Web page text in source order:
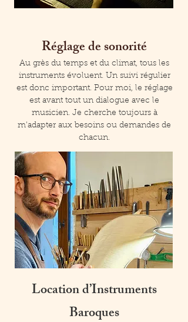
Réglage de sonorité
Au grès du temps et du climat, tous les
instruments évoluent. Un suivi régulier
est donc important. Pour moi, le réglage
est avant tout un dialogue avec le
musicien. Je cherche toujours à
m'adapter aux besoins ou demandes de
chacun.
Location d’Instruments
Baroques